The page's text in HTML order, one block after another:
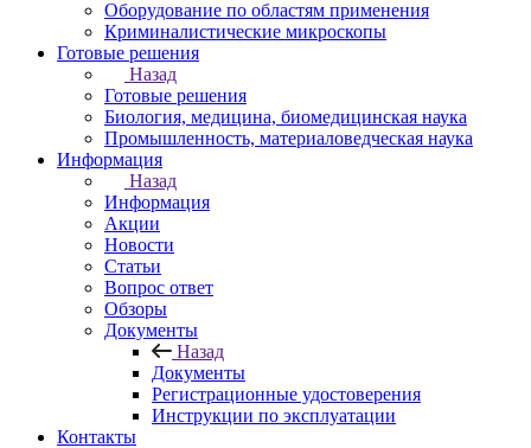
Оборудование по областям применения
Криминалистические микроскопы
Готовые решения
Назад
Готовые решения
Биология, медицина, биомедицинская наука
Промышленность, материаловедческая наука
Информация
Назад
Информация
Акции
Новости
Статьи
Вопрос ответ
Обзоры
Документы
Назад
Документы
Регистрационные удостоверения
Инструкции по эксплуатации
Контакты